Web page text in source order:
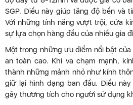
SGP. Điều này giúp tăng độ bền và
Với những tính năng vượt trội, cửa
sự lựa chọn hàng đầu của nhiều gia
Một trong những ưu điểm nổi bật
an toàn cao. Khi va chạm mạnh,
thành những mảnh nhỏ như kính
giữ lại hình dạng ban đầu. Điều
gây thương tích cho người sử dụng